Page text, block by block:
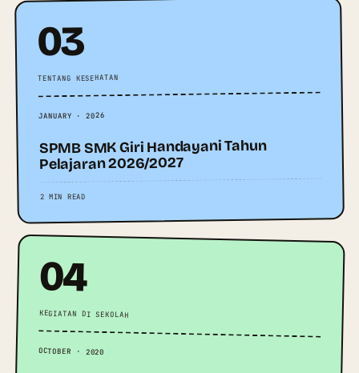
03
TENTANG KESEHATAN
JANUARY · 2026
SPMB SMK Giri Handayani Tahun
Pelajaran 2026/2027
2 MIN READ
04
KEGIATAN DI SEKOLAH
OCTOBER · 2020